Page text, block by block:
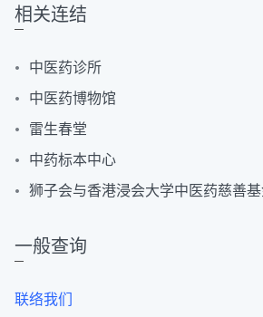
相关连结
中医药诊所
中医药博物馆
雷生春堂
中药标本中心
狮子会与香港浸会大学中医药慈善
一般查询
联络我们